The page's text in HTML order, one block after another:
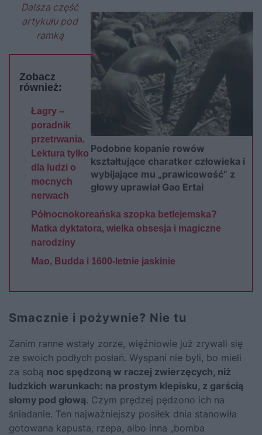
Podobne kopanie rowów
kształtujące charatker człowieka i
wybijające mu „prawicowość” z
głowy uprawiał Gao Ertai
Dalsza część
artykułu pod
ramką
Zobacz
również:
Łagry –
poradnik
przetrwania.
Lektura tylko
dla ludzi o
mocnych
nerwach
Północnokoreańska szopka betlejemska?
Matka dyktatora, wielka obsesja i magiczne
narodziny
Mao, Budda i 1600-letnie jaskinie
Smacznie i pożywnie? Nie tu
Zanim ranne wstały zorze, więźniowie już zrywali się
ze swoich podłych posłań. Wyspani nie byli, bo mieli
za sobą noc spędzoną w raczej zwierzęcych, niż
ludzkich warunkach: na prostym klepisku, z garścią
słomy pod głową. Czym prędzej pędzono ich na
śniadanie. Ten najważniejszy posiłek dnia stanowiła
gotowana kapusta, rzepa, albo inna „bomba